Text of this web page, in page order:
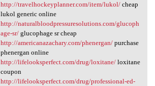
http://travelhockeyplanner.com/item/lukol/cheap
lukol generic online
http://naturalbloodpressuresolutions.com/glucoph
age-sr/glucophage sr cheap
http://americanazachary.com/phenergan/purchase
phenergan online
http://lifelooksperfect.com/drug/loxitane/loxitane
coupon
http://lifelooksperfect.com/drug/professional-ed-